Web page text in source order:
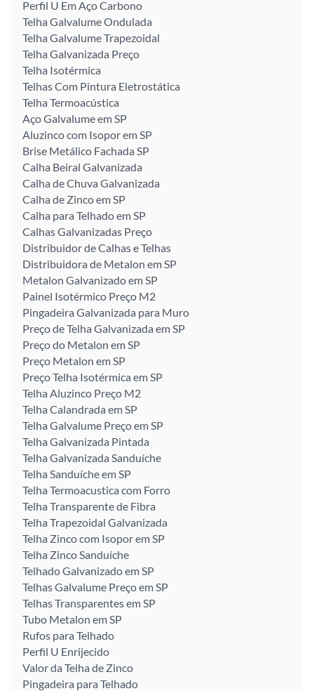
Perfil U Em Aço Carbono
Telha Galvalume Ondulada
Telha Galvalume Trapezoidal
Telha Galvanizada Preço
Telha Isotérmica
Telhas Com Pintura Eletrostática
Telha Termoacústica
Aço Galvalume em SP
Aluzinco com Isopor em SP
Brise Metálico Fachada SP
Calha Beiral Galvanizada
Calha de Chuva Galvanizada
Calha de Zinco em SP
Calha para Telhado em SP
Calhas Galvanizadas Preço
Distribuidor de Calhas e Telhas
Distribuidora de Metalon em SP
Metalon Galvanizado em SP
Painel Isotérmico Preço M2
Pingadeira Galvanizada para Muro
Preço de Telha Galvanizada em SP
Preço do Metalon em SP
Preço Metalon em SP
Preço Telha Isotérmica em SP
Telha Aluzinco Preço M2
Telha Calandrada em SP
Telha Galvalume Preço em SP
Telha Galvanizada Pintada
Telha Galvanizada Sanduíche
Telha Sanduíche em SP
Telha Termoacustica com Forro
Telha Transparente de Fibra
Telha Trapezoidal Galvanizada
Telha Zinco com Isopor em SP
Telha Zinco Sanduíche
Telhado Galvanizado em SP
Telhas Galvalume Preço em SP
Telhas Transparentes em SP
Tubo Metalon em SP
Rufos para Telhado
Perfil U Enrijecido
Valor da Telha de Zinco
Pingadeira para Telhado